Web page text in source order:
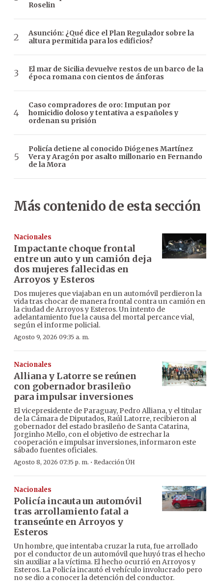
Roselin
Asunción: ¿Qué dice el Plan Regulador sobre la
altura permitida para los edificios?
El mar de Sicilia devuelve restos de un barco de la
época romana con cientos de ánforas
Caso compradores de oro: Imputan por
homicidio doloso y tentativa a españoles y
ordenan su prisión
Policía detiene al conocido Diógenes Martínez
Vera y Aragón por asalto millonario en Fernando
de la Mora
Más contenido de esta sección
Nacionales
Impactante choque frontal
entre un auto y un camión deja
dos mujeres fallecidas en
Arroyos y Esteros
Dos mujeres que viajaban en un automóvil perdieron la
vida tras chocar de manera frontal contra un camión en
la ciudad de Arroyos y Esteros. Un intento de
adelantamiento fue la causa del mortal percance vial,
según el informe policial.
Agosto 9, 2026 09:35 a. m.
Nacionales
Alliana y Latorre se reúnen
con gobernador brasileño
para impulsar inversiones
El vicepresidente de Paraguay, Pedro Alliana, y el titular
de la Cámara de Diputados, Raúl Latorre, recibieron al
gobernador del estado brasileño de Santa Catarina,
Jorginho Mello, con el objetivo de estrechar la
cooperación e impulsar inversiones, informaron este
sábado fuentes oficiales.
Agosto 8, 2026 07:35 p. m. · Redacción ÚH
Nacionales
Policía incauta un automóvil
tras arrollamiento fatal a
transeúnte en Arroyos y
Esteros
Un hombre, que intentaba cruzar la ruta, fue arrollado
por el conductor de un automóvil que huyó tras el hecho
sin auxiliar a la víctima. El hecho ocurrió en Arroyos y
Esteros. La Policía incautó el vehículo involucrado pero
no se dio a conocer la detención del conductor.